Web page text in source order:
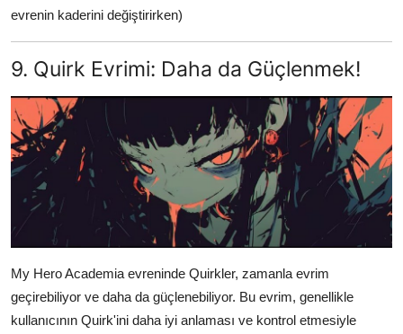
evrenin kaderini değiştirirken)
9. Quirk Evrimi: Daha da Güçlenmek!
My Hero Academia evreninde Quirkler, zamanla evrim
geçirebiliyor ve daha da güçlenebiliyor. Bu evrim, genellikle
kullanıcının Quirk'ini daha iyi anlaması ve kontrol etmesiyle